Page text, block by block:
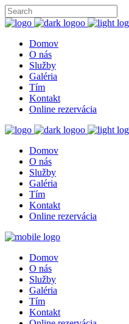
Domov
O nás
Služby
Galéria
Tím
Kontakt
Online rezervácia
Domov
O nás
Služby
Galéria
Tím
Kontakt
Online rezervácia
Domov
O nás
Služby
Galéria
Tím
Kontakt